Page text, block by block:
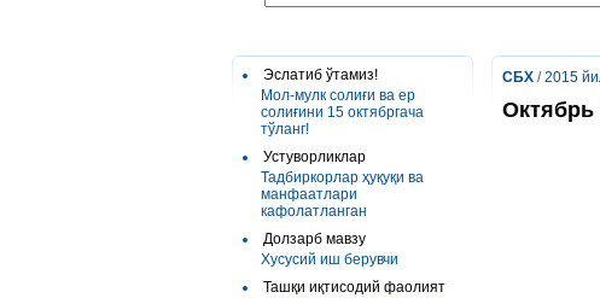
Эслатиб ўтамиз!
Мол-мулк солиғи ва ер
солиғини 15 октябргача
тўланг!
Устуворликлар
Тадбиркорлар ҳуқуқи ва
манфаатлари
кафолатланган
Долзарб мавзу
Хусусий иш берувчи
Ташқи иқтисодий фаолият
СБХ /2015
Октябрь